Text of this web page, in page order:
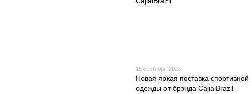
15 сентября 2023
Новая яркая поставка спортивной
одежды от брэнда CajialBrazil